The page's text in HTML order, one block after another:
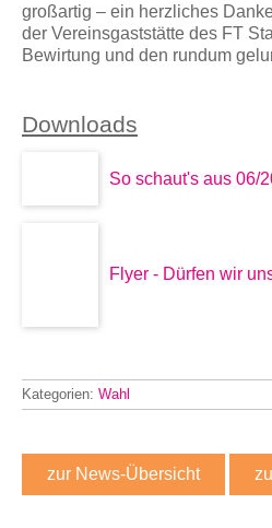
großartig – ein herzliches
der Vereinsgaststätte des FT
Bewirtung und den rundum
Downloads
So schaut's aus 06/
Flyer - Dürfen wir
Kategorien: Wahl
zur News-Übersicht